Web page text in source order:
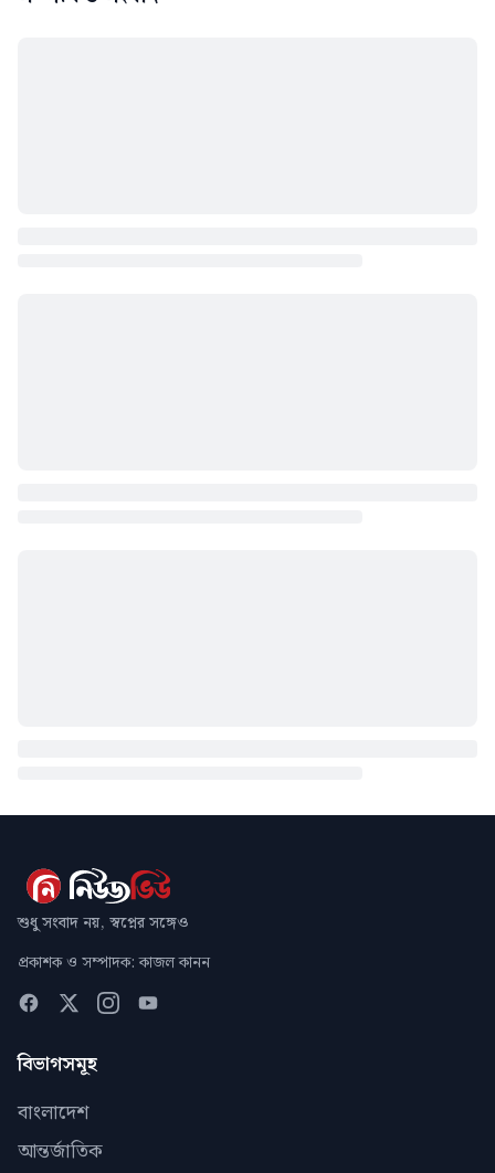
শুধু সংবাদ নয়, স্বপ্নের সঙ্গেও
প্রকাশক ও সম্পাদক: কাজল কানন
বিভাগসমূহ
বাংলাদেশ
আন্তর্জাতিক